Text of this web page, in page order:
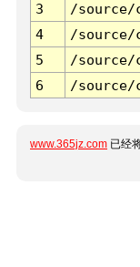
3 /source/
4
/source/
5
/source/
6
/source/
www.365jz.com 已经